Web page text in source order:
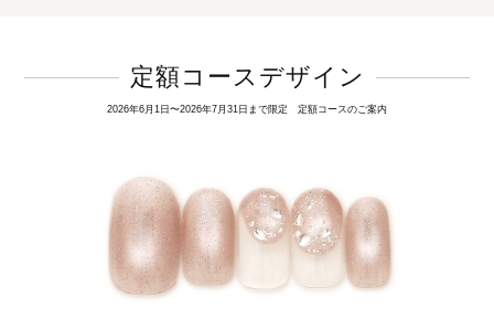
定額コースデザイン
2026年6月1日〜2026年7月31日まで限定 定額コースのご案内